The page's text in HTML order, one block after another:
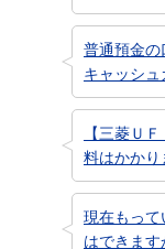
普通預金の
キャッシュ
【三菱Ｕ
料はかかり
現在もって
はできます